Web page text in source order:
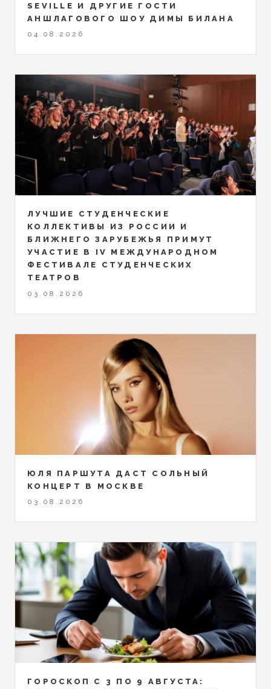
SEVILLE И ДРУГИЕ ГОСТИ
АНШЛАГОВОГО ШОУ ДИМЫ БИЛАНА
04.08.2026
ЛУЧШИЕ СТУДЕНЧЕСКИЕ
КОЛЛЕКТИВЫ ИЗ РОССИИ И
БЛИЖНЕГО ЗАРУБЕЖЬЯ ПРИМУТ
УЧАСТИЕ В IV МЕЖДУНАРОДНОМ
ФЕСТИВАЛЕ СТУДЕНЧЕСКИХ
ТЕАТРОВ
03.08.2026
ЮЛЯ ПАРШУТА ДАСТ СОЛЬНЫЙ
КОНЦЕРТ В МОСКВЕ
03.08.2026
ГОРОСКОП С 3 ПО 9 АВГУСТА: